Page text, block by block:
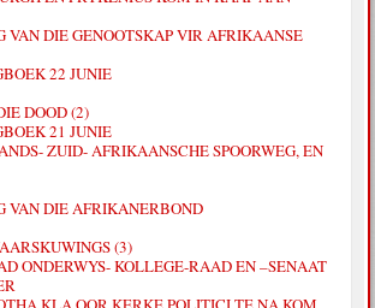
VAN DIE GENOOTSKAP VIR AFRIKAANSE
22 JUNIE
DOOD (2)
21 JUNIE
ZUID- AFRIKAANSCHE SPOORWEG, EN
VAN DIE AFRIKANERBOND
(3)
ONDERWYS- KOLLEGE-RAAD EN –SENAAT